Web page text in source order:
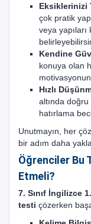
Eksiklerinizi
çok pratik
veya yapıları
Kendine
konuya olan
Hızlı
altında doğru
hatırlama
Unutmayın, her
bir adım daha
Öğrenciler Bu
Etmeli?
7. Sınıf İngilizce
testi çözerken